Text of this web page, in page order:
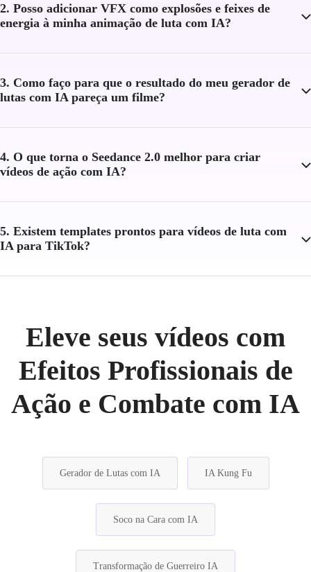
2. Posso adicionar VFX como explosões e feixes de
energia à minha animação de luta com IA?
3. Como faço para que o resultado do meu gerador de
lutas com IA pareça um filme?
4. O que torna o Seedance 2.0 melhor para criar
vídeos de ação com IA?
5. Existem templates prontos para vídeos de luta com
IA para TikTok?
Eleve seus vídeos com
Efeitos Profissionais de
Ação e Combate com IA
Gerador de Lutas com IA IA Kung Fu
Soco na Cara com IA
Transformação de Guerreiro IA